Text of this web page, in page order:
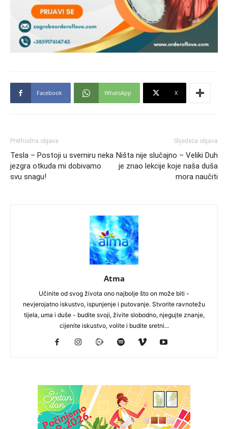
Facebook WhatsApp X
Prethodna objava
Tesla – Postoji u svemiru neka
jezgra otkuda mi dobivamo
svu snagu!
Slijedeća objava
Ništa nije slučajno – Veliki Duh
je znao lekcije koje naša duša
mora naučiti
Atma
Učinite od svog života ono najbolje što on može biti -
nevjerojatno iskustvo, ispunjenje i putovanje. Stvorite ravnotežu
tijela, uma i duše - budite svoji, živite slobodno, njegujte znanje,
cijenite iskustvo, volite i budite sretni...